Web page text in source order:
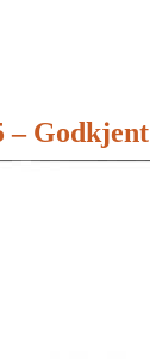
– Godkjent